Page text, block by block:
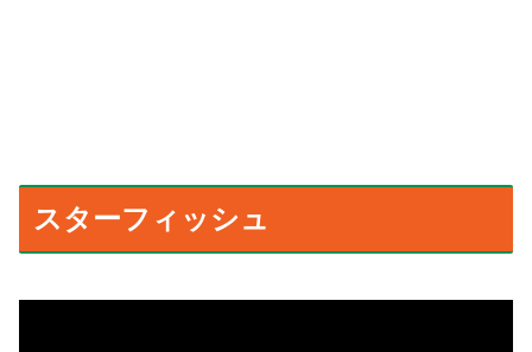
スターフィッシュ